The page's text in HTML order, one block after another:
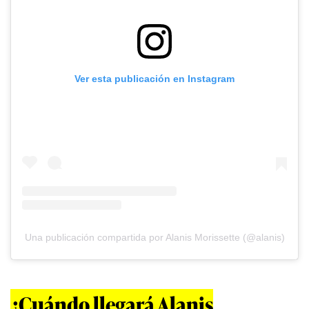
Ver esta publicación en Instagram
Una publicación compartida por Alanis Morissette (@alanis)